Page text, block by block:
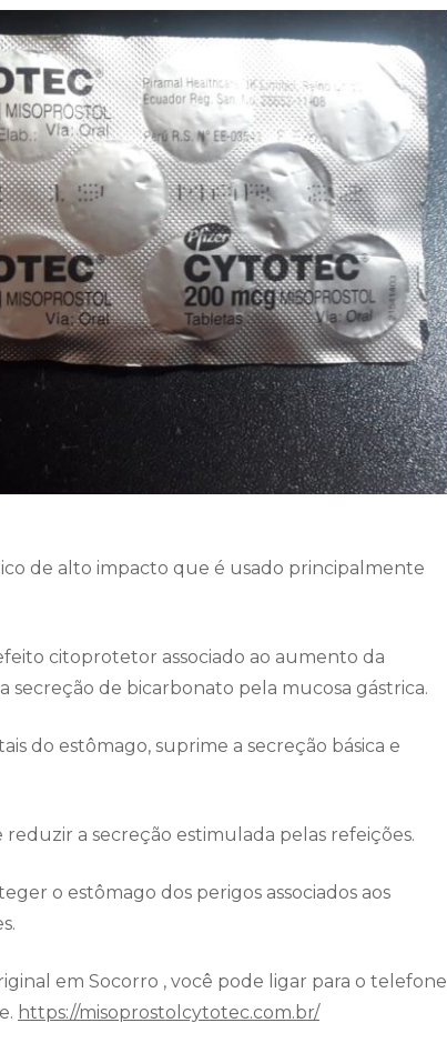
de alto impacto que é usado principalmente
citoprotetor associado ao aumento da
de bicarbonato pela mucosa gástrica.
do estômago, suprime a secreção básica e
a secreção estimulada pelas refeições.
o estômago dos perigos associados aos
em Socorro , você pode ligar para o telefone
https://misoprostolcytotec.com.br/